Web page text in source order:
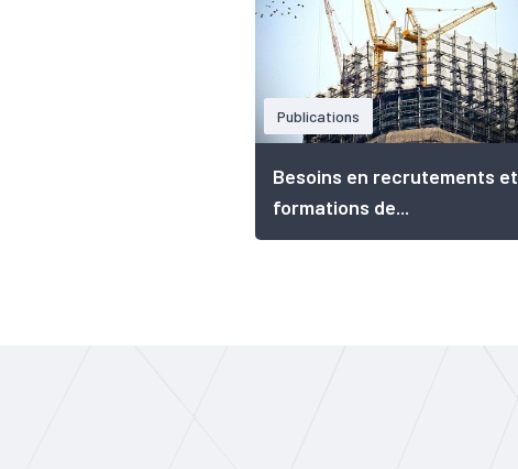
Publications
Besoins en recrutements et
formations de...